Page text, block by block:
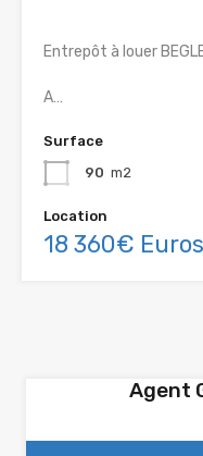
Entrepôt à louer
A…
Surface
90 m2
Location
18 360€
Agent